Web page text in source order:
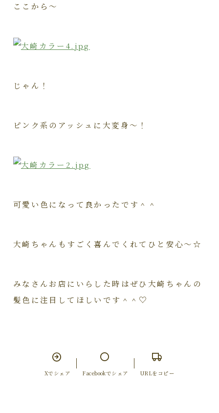
ここから～
じゃん！
ピンク系のアッシュに大変身～！
可愛い色になって良かったです＾＾
大崎ちゃんもすごく喜んでくれてひと安心～☆
みなさんお店にいらした時はぜひ大崎ちゃんの
髪色に注目してほしいです＾＾♡
Xでシェア Facebookでシェア URLをコピー